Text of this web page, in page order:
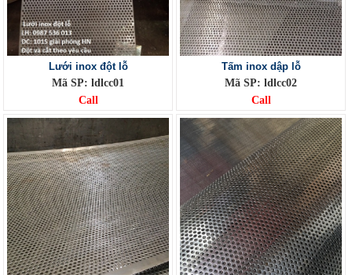
Lưới inox đột lỗ
Mã SP: ldlcc01
Call
Tấm inox dập lỗ
Mã SP: ldlcc02
Call